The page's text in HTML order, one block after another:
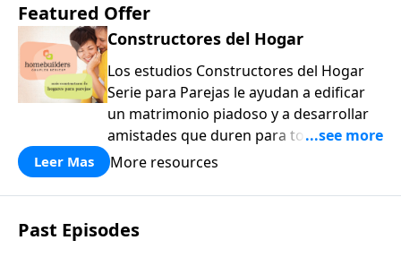
Featured Offer
Constructores del Hogar
Los estudios Constructores del Hogar
Serie para Parejas le ayudan a edificar
un matrimonio piadoso y a desarrollar
amistades que duren para toda la vida.
¡Únase a uno de los estudios de grupos
a casa los principios de la Palabra de
Dios para compartirlos con su familia,
su iglesia y su comunidad!
Leer Mas More resources
Past Episodes